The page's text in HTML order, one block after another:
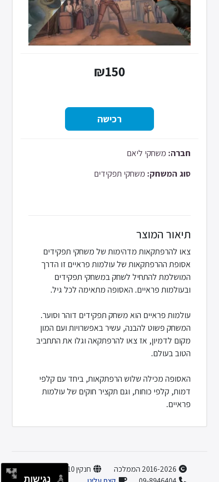
₪150
חברה: משחקי ליאם
סוג המשחק: משחקי תפקידים
תיאור המוצר
צאו להרפתקאות מדהימות של משחקי תפקידים
אסופת ההרפתקאות של עולמות פראיים זו הדרך
המושלמת להתחיל לשחק במשחקי תפקידים
ובעולמות פראיים. האסופה מתאימה לכל גיל.
עולמות פראיים הוא משחק תפקידים דוהר וסוער.
המשחק פשוט להבנה, עשיר באפשרויות ועם המון
מקום לדמיון, אז צאו להרפתקאה וגלו את התחביב
הטוב בעולם.
האסופה מכילה שלוש הרפתקאות, ביחד עם קלפי
דמות, קלפי כוחות, וגם תקציר חוקים של עולמות
פראיים.
חנקין 10, הוד השרון
נגישות